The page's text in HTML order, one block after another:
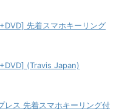
先着スマホキーリング
(Travis Japan)
レス 先着スマホキーリング付